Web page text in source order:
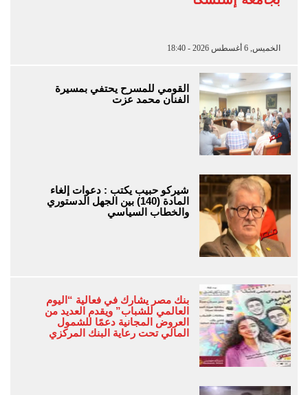
الخميس, 6 أغسطس 2026 - 18:40
القومي للمسرح يحتفي بمسيرة
الفنان محمد عزت
شيركو حبيب يكتب : دعوات إلغاء
المادة (140) بين الجهل الدستوري
والخطاب السياسي
بنك مصر يشارك في فعالية “اليوم
العالمي للشباب” ويقدم العديد من
العروض المجانية دعمًا للشمول
المالي تحت رعاية البنك المركزي